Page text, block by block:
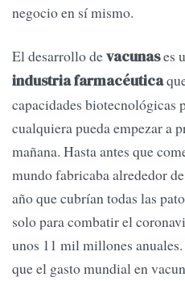
negocio en sí mismo.
El desarrollo devacunases
industria farmacéutica
capacidades biotecnológicas
cualquiera pueda empezar a
mañana. Hasta antes que
mundo fabricaba alrededor
año que cubrían todas las
solo para combatir el
unos 11 mil millones
que el gasto mundial en